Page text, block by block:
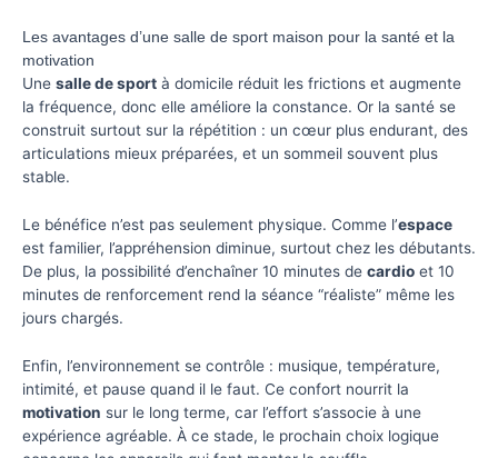
Les avantages d’une salle de sport maison pour la santé et la
motivation
Une salle de sport à domicile réduit les frictions et augmente
la fréquence, donc elle améliore la constance. Or la santé se
construit surtout sur la répétition : un cœur plus endurant, des
articulations mieux préparées, et un sommeil souvent plus
stable.
Le bénéfice n’est pas seulement physique. Comme l’espace
est familier, l’appréhension diminue, surtout chez les débutants.
De plus, la possibilité d’enchaîner 10 minutes de cardio et 10
minutes de renforcement rend la séance “réaliste” même les
jours chargés.
Enfin, l’environnement se contrôle : musique, température,
intimité, et pause quand il le faut. Ce confort nourrit la
motivation sur le long terme, car l’effort s’associe à une
expérience agréable. À ce stade, le prochain choix logique